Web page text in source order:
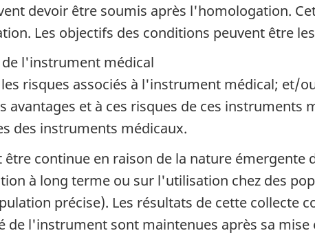
devoir être soumis après l'homologation.
Les objectifs des conditions peuvent être
l'instrument médical
risques associés à l'instrument médical; et/
avantages et à ces risques de ces instruments
des instruments médicaux.
être continue en raison de la nature
à long terme ou sur l'utilisation chez des
précise). Les résultats de cette collecte
l'instrument sont maintenues après sa mise